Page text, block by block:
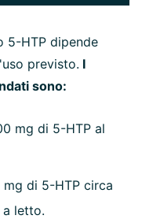
5-HTP dipende
previsto. I
sono:
mg di 5-HTP al
mg di 5-HTP circa
letto.